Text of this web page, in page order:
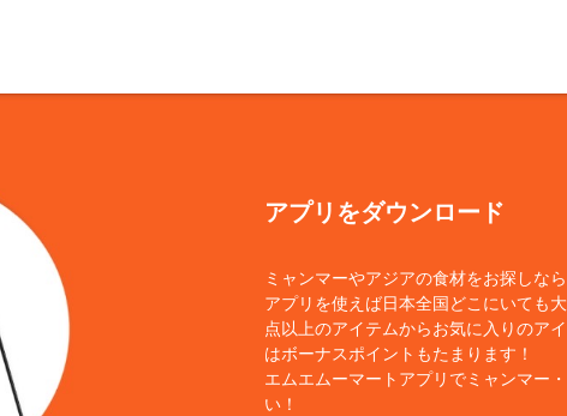
アプリをダウンロード
ミャンマーやアジアの食材をお探しな
アプリを使えば日本全国どこにいても
点以上のアイテムからお気に入りのア
はボーナスポイントもたまります！
エムエムーマートアプリでミャンマー
い！